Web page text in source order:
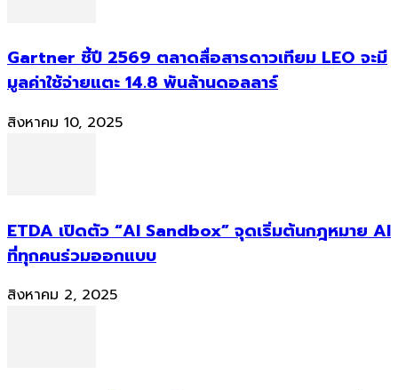
Gartner ชี้ปี 2569 ตลาดสื่อสารดาวเทียม LEO จะมี
มูลค่าใช้จ่ายแตะ 14.8 พันล้านดอลลาร์
สิงหาคม 10, 2025
ETDA เปิดตัว “AI Sandbox” จุดเริ่มต้นกฎหมาย AI
ที่ทุกคนร่วมออกแบบ
สิงหาคม 2, 2025